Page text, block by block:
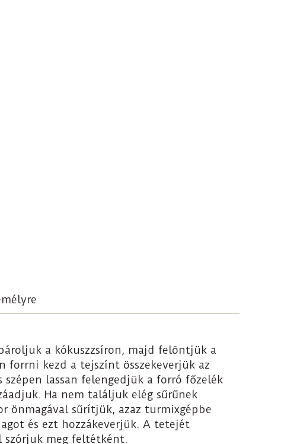
a kókuszzsíron, majd felöntjük a
forrni kezd a tejszínt összekeverjük az
szépen lassan felengedjük a forró főzelék
Ha nem találjuk elég sűrűnek
önmagával sűrítjük, azaz turmixgépbe
és ezt hozzákeverjük. A tetejét
meg feltétként.